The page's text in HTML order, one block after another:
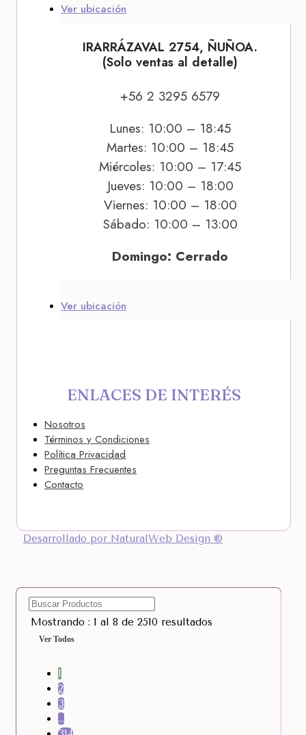
Ver ubicación
IRARRÁZAVAL 2754, ÑUÑOA.
(Solo ventas al detalle)
+56 2 3295 6579
Lunes: 10:00 – 18:45
Martes: 10:00 – 18:45
Miércoles: 10:00 – 17:45
Jueves: 10:00 – 18:00
Viernes: 10:00 – 18:00
Sábado: 10:00 – 13:00
Domingo: Cerrado
Ver ubicación
ENLACES DE INTERÉS
Nosotros
Términos y Condiciones
Política Privacidad
Preguntas Frecuentes
Contacto
Desarrollado por NaturalWeb Design ®
Mostrando : 1 al 8 de 2510 resultados
Ver Todos
1
2
3
…